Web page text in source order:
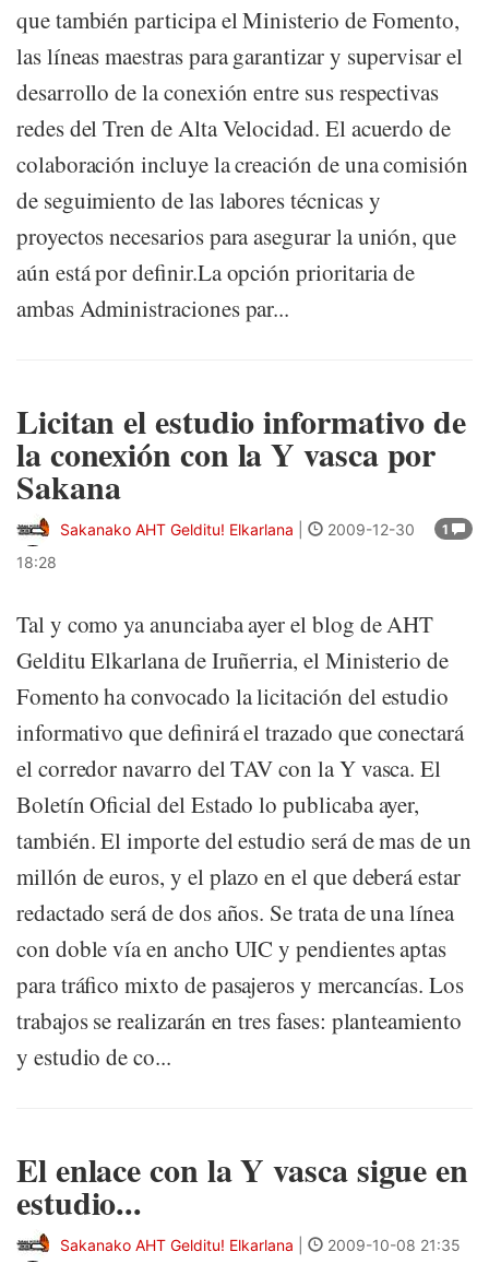
que también participa el Ministerio de Fomento,
las líneas maestras para garantizar y supervisar el
desarrollo de la conexión entre sus respectivas
redes del Tren de Alta Velocidad. El acuerdo de
colaboración incluye la creación de una comisión
de seguimiento de las labores técnicas y
proyectos necesarios para asegurar la unión, que
aún está por definir.La opción prioritaria de
ambas Administraciones par...
Licitan el estudio informativo de
la conexión con la Y vasca por
Sakana
1
Sakanako AHT Gelditu! Elkarlana
2009-12-30
18:28
Tal y como ya anunciaba ayer el blog de AHT
Gelditu Elkarlana de Iruñerria, el Ministerio de
Fomento ha convocado la licitación del estudio
informativo que definirá el trazado que conectará
el corredor navarro del TAV con la Y vasca. El
Boletín Oficial del Estado lo publicaba ayer,
también. El importe del estudio será de mas de un
millón de euros, y el plazo en el que deberá estar
redactado será de dos años. Se trata de una línea
con doble vía en ancho UIC y pendientes aptas
para tráfico mixto de pasajeros y mercancías. Los
trabajos se realizarán en tres fases: planteamiento
y estudio de co...
El enlace con la Y vasca sigue en
estudio...
Sakanako AHT Gelditu! Elkarlana 2009-10-08 21:35